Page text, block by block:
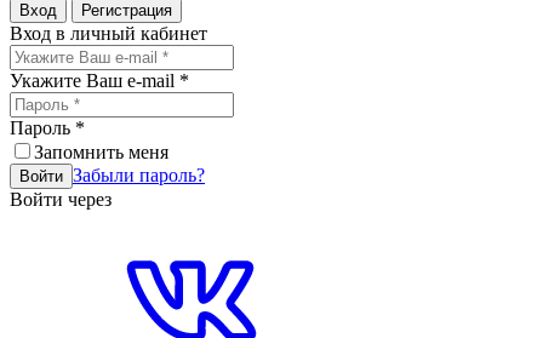
Вход Регистрация
Вход в личный кабинет
Укажите Ваш e-mail *
Пароль *
Запомнить меня
Войти Забыли пароль?
Войти через